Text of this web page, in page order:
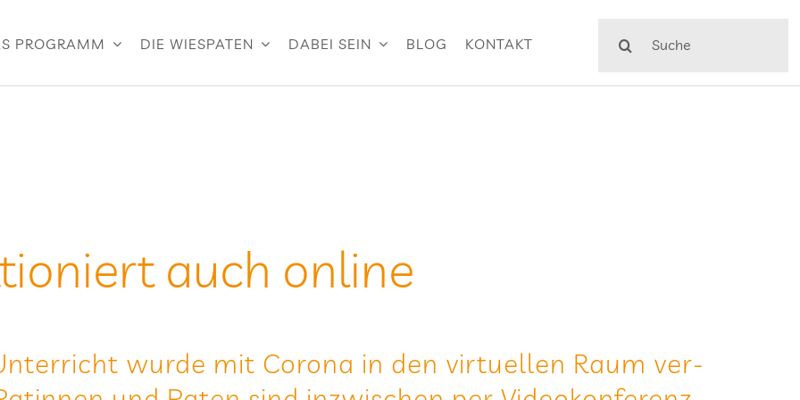
PROGRAMM DIE WIESPATEN DABEI SEIN BLOG KONTAKT
nach:
auch online
wurde mit Corona in den vir­tu­el­len Raum ver­